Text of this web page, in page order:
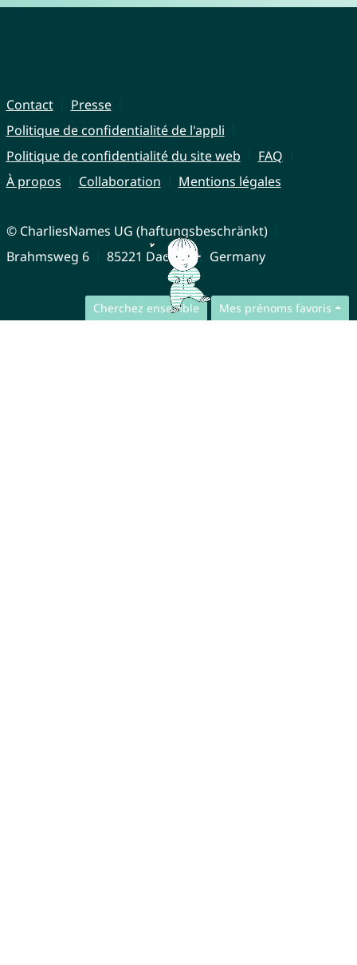
Cherchez ensemble Mes prénoms favoris
Contact
Presse
Politique de confidentialité de l'appli
Politique de confidentialité du site web
FAQ
À propos
Collaboration Mentions légales
© CharliesNames UG (haftungsbeschränkt)
Brahmsweg 6
85221 Dachau Germany